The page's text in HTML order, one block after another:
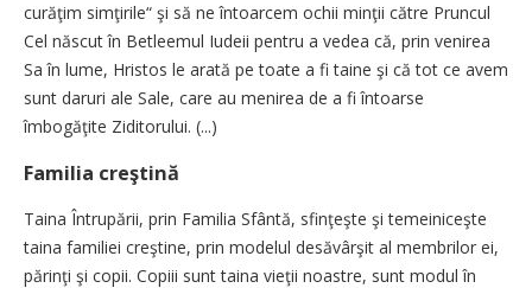
curăţim simţirile“ şi să ne întoarcem ochii minţii către Pruncul
Cel născut în Betleemul Iudeii pentru a vedea că, prin venirea
Sa în lume, Hristos le arată pe toate a fi taine şi că tot ce avem
sunt daruri ale Sale, care au menirea de a fi întoarse
îmbogăţite Ziditorului. (...)
Familia creştină
Taina Întrupării, prin Familia Sfântă, sfinţeşte şi temeiniceşte
taina familiei creştine, prin modelul desăvârşit al membrilor ei,
părinţi şi copii. Copiii sunt taina vieţii noastre, sunt modul în